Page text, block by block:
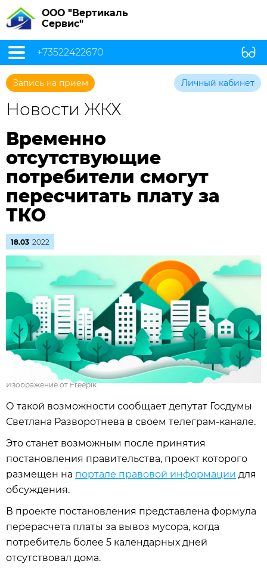
ООО "Вертикаль
Сервис"
+73522422670
Запись на прием Личный кабинет
Новости ЖКХ
Временно
отсутствующие
потребители смогут
пересчитать плату за
ТКО
18.03 2022
Изображение от Freepik
О такой возможности сообщает депутат Госдумы
Светлана Разворотнева в своем телеграм-канале.
Это станет возможным после принятия
постановления правительства, проект которого
размещен на портале правовой информации для
обсуждения.
В проекте постановления представлена формула
перерасчета платы за вывоз мусора, когда
потребитель более 5 календарных дней
отсутствовал дома.